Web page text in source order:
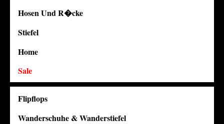
Hosen Und R�cke
Stiefel
Home
Sale
Flipflops
Wanderschuhe & Wanderstiefel